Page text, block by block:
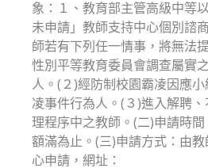
象：１、教育部主管高級中等
未申請」教師支持中心個別諮
師若有下列任一情事，將無法
性別平等教育委員會調查屬實
人。(２)經防制校園霸凌因應
凌事件行為人。(３)進入解聘
理程序中之教師。(二)申請時
額滿為止。(三)申請方式：由
心申請，網址：